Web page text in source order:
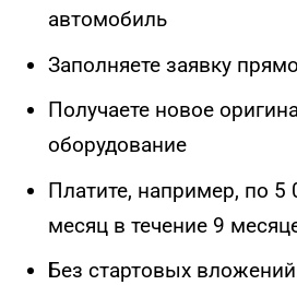
автомобиль
Заполняете заявку
Получаете новое
оборудование
Платите, например, по 5
месяц в течение 9
Без стартовых